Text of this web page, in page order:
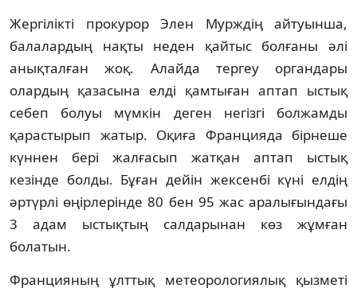
Жергілікті прокурор Элен Мурждің айтуынша,
балалардың нақты неден қайтыс болғаны әлі
анықталған жоқ. Алайда тергеу органдары
олардың қазасына елді қамтыған аптап ыстық
себеп болуы мүмкін деген негізгі болжамды
қарастырып жатыр. Оқиға Францияда бірнеше
күннен бері жалғасып жатқан аптап ыстық
кезінде болды. Бұған дейін жексенбі күні елдің
әртүрлі өңірлерінде 80 бен 95 жас аралығындағы
3 адам ыстықтың салдарынан көз жұмған
болатын.
Францияның ұлттық метеорологиялық қызметі